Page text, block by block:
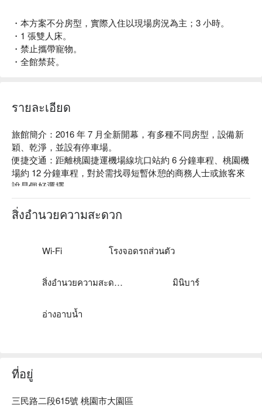
・本方案不分房型，實際入住以現場房況為主；3 小時。
・1 張雙人床。
・禁止攜帶寵物。
・全館禁菸。
รายละเอียด
旅館簡介：2016 年 7 月全新開幕，有多種不同房型，設備新
穎、乾淨，並設有停車場。
便捷交通：距離桃園捷運機場線坑口站約 6 分鐘車程、桃園機
場約 12 分鐘車程，對於需找尋短暫休憩的商務人士或旅客來
說是個好選擇。
貼心服務：免費停車、免費 Wi-Fi、親子友善等。
府觀管字第 1060008014 號
สิ่งอำนวยความสะดวก
Wi-Fi โรงจอดรถส่วนตัว
สิ่งอำนวยความสะดวกที่สนุกสนาน มินิบาร์
อ่างอาบน้ำ
ที่อยู่
三民路二段615號 桃園市大園區